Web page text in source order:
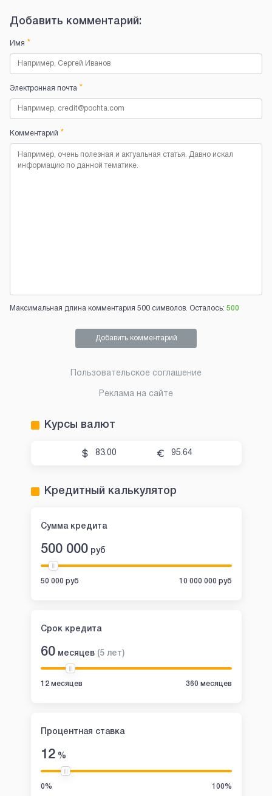
Добавить комментарий:
Имя *
Электронная почта *
Комментарий *
Максимальная длина комментария 500 символов. Осталось: 500
Добавить комментарий
Пользовательское соглашение
Реклама на сайте
Курсы валют
83.00 95.64
Кредитный калькулятор
Сумма кредита
500 000 руб
50 000 руб 10 000 000 руб
Срок кредита
60 месяцев (5 лет)
12 месяцев 360 месяцев
Процентная ставка
12%
0% 100%